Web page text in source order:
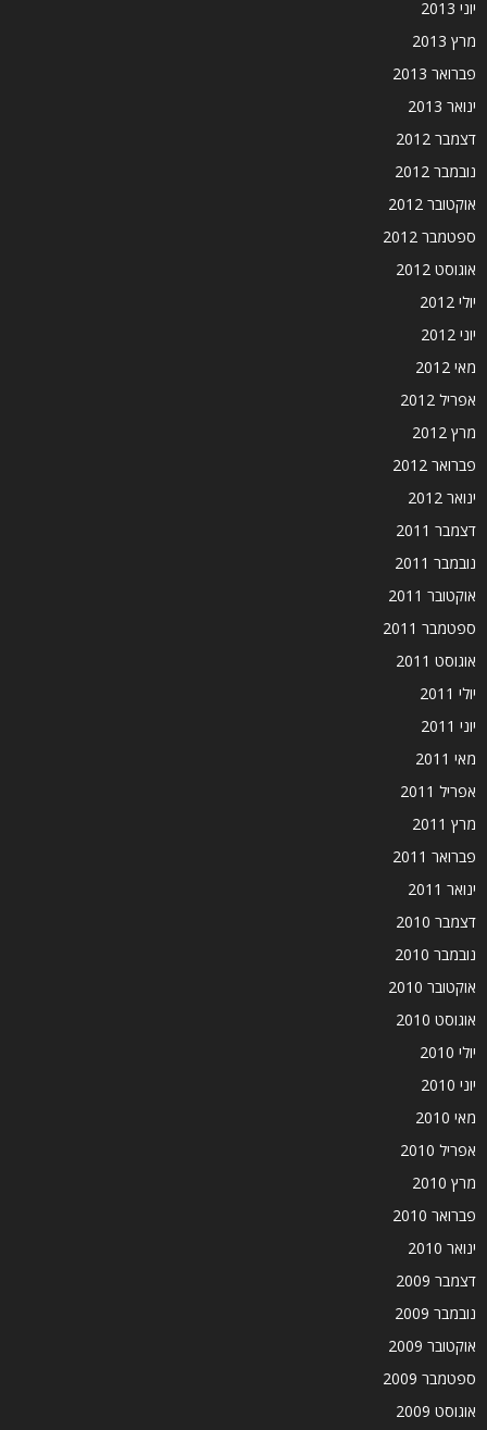
יוני 2013
מרץ 2013
פברואר 2013
ינואר 2013
דצמבר 2012
נובמבר 2012
אוקטובר 2012
ספטמבר 2012
אוגוסט 2012
יולי 2012
יוני 2012
מאי 2012
אפריל 2012
מרץ 2012
פברואר 2012
ינואר 2012
דצמבר 2011
נובמבר 2011
אוקטובר 2011
ספטמבר 2011
אוגוסט 2011
יולי 2011
יוני 2011
מאי 2011
אפריל 2011
מרץ 2011
פברואר 2011
ינואר 2011
דצמבר 2010
נובמבר 2010
אוקטובר 2010
אוגוסט 2010
יולי 2010
יוני 2010
מאי 2010
אפריל 2010
מרץ 2010
פברואר 2010
ינואר 2010
דצמבר 2009
נובמבר 2009
אוקטובר 2009
ספטמבר 2009
אוגוסט 2009